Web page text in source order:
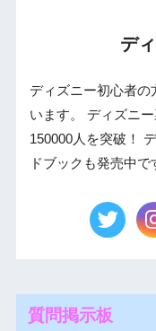
デ
ディズニー初心者の
います。 ディズニ
150000人を突破！
ドブックも発売中で
質問掲示板